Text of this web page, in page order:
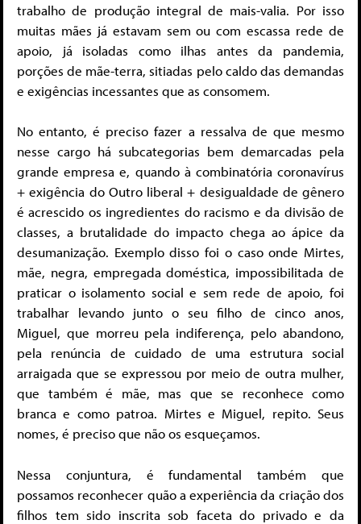
trabalho de produção integral de mais-valia. Por isso
muitas mães já estavam sem ou com escassa rede de
apoio, já isoladas como ilhas antes da pandemia,
porções de mãe-terra, sitiadas pelo caldo das demandas
e exigências incessantes que as consomem.
No entanto, é preciso fazer a ressalva de que mesmo
nesse cargo há subcategorias bem demarcadas pela
grande empresa e, quando à combinatória coronavírus
+ exigência do Outro liberal + desigualdade de gênero
é acrescido os ingredientes do racismo e da divisão de
classes, a brutalidade do impacto chega ao ápice da
desumanização. Exemplo disso foi o caso onde Mirtes,
mãe, negra, empregada doméstica, impossibilitada de
praticar o isolamento social e sem rede de apoio, foi
trabalhar levando junto o seu filho de cinco anos,
Miguel, que morreu pela indiferença, pelo abandono,
pela renúncia de cuidado de uma estrutura social
arraigada que se expressou por meio de outra mulher,
que também é mãe, mas que se reconhece como
branca e como patroa. Mirtes e Miguel, repito. Seus
nomes, é preciso que não os esqueçamos.
Nessa conjuntura, é fundamental também que
possamos reconhecer quão a experiência da criação dos
filhos tem sido inscrita sob faceta do privado e da